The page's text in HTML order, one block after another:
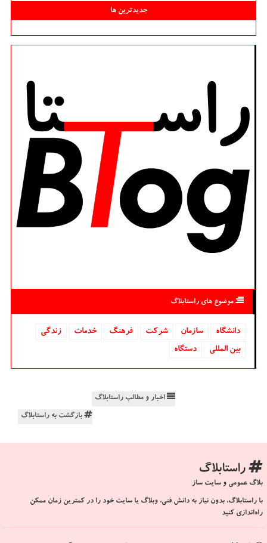
جدیدترین ها
موضوع های راستابلاگ
دانشگاه‌ سازمان شركت فرهنگ خدمات
زندگی
بین المللی
دستگاه
اخبار و مطالب راستابلاگ
بازگشت به راستابلاگ
راستابلاگ
بلاگ عمومی و سایت ساز
با راستابلاگ، بدون نیاز به دانش فنی، وبلاگ یا سایت خود را در کمترین زمان ممکن
راه‌اندازی کنید